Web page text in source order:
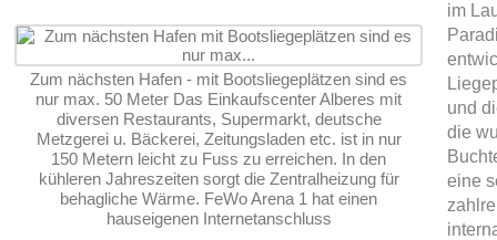
Zum nächsten Hafen - mit Bootsliegeplätzen sind es
nur max. 50 Meter Das Einkaufscenter Alberes mit
diversen Restaurants, Supermarkt, deutsche
Metzgerei u. Bäckerei, Zeitungsladen etc. ist in nur
150 Metern leicht zu Fuss zu erreichen. In den
kühleren Jahreszeiten sorgt die Zentralheizung für
behagliche Wärme. FeWo Arena 1 hat einen
hauseigenen Internetanschluss
im
und
die
eine